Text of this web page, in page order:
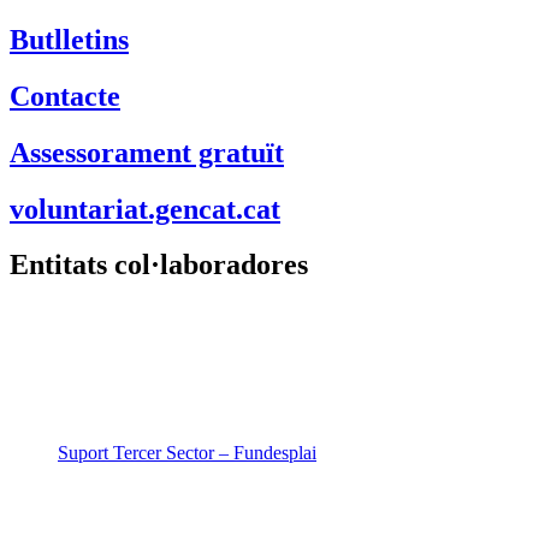
Butlletins
Contacte
Assessorament gratuït
voluntariat.gencat.cat
Entitats col·laboradores
Suport Tercer Sector – Fundesplai